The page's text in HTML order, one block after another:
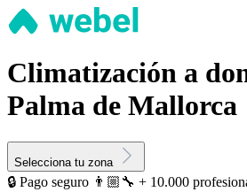
Climatización a
Palma de Mallorca
Selecciona tu zona
🔒 Pago seguro 👨🏼‍🔧 + 10.000